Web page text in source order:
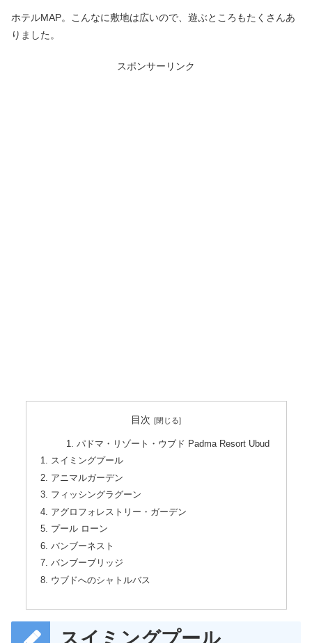
ホテルMAP。こんなに敷地は広いので、遊ぶところもたくさんあ
りました。
スポンサーリンク
目次
パドマ・リゾート・ウブド Padma Resort Ubud
スイミングプール
アニマルガーデン
フィッシングラグーン
アグロフォレストリー・ガーデン
プール ローン
バンブーネスト
バンブーブリッジ
ウブドへのシャトルバス
スイミングプール